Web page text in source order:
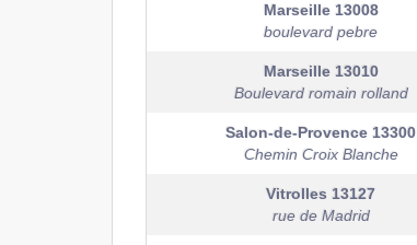
Marseille 13008
boulevard pebre
Marseille 13010
Boulevard romain rolland
Salon-de-Provence 13300
Chemin Croix Blanche
Vitrolles 13127
rue de Madrid